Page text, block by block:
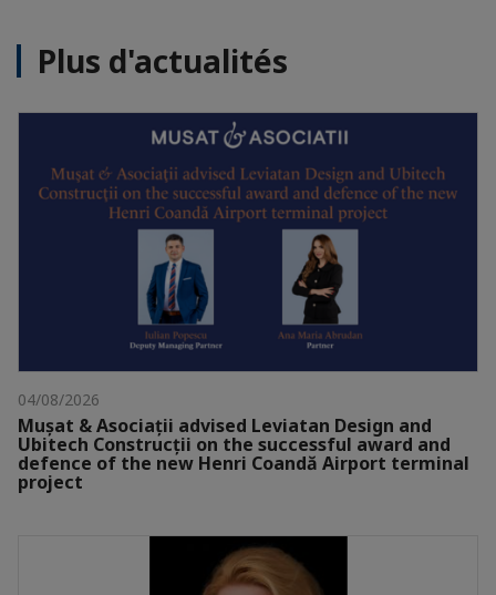
Plus d'actualités
04/08/2026
Mușat & Asociații advised Leviatan Design and
Ubitech Construcții on the successful award and
defence of the new Henri Coandă Airport terminal
project